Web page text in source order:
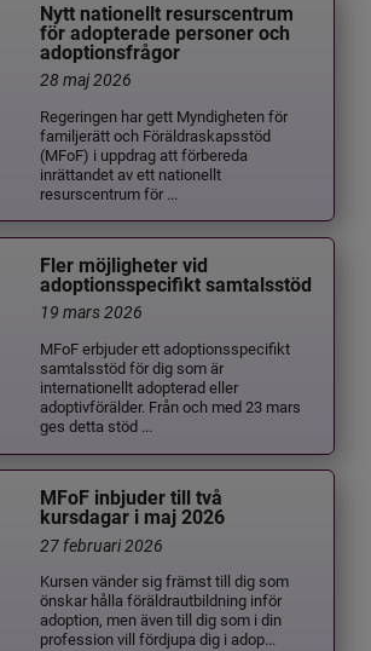
Nytt nationellt resurscentrum
för adopterade personer och
adoptionsfrågor
28 maj 2026
Regeringen har gett Myndigheten för
familjerätt och Föräldraskapsstöd
(MFoF) i uppdrag att förbereda
inrättandet av ett nationellt
resurscentrum för ...
Fler möjligheter vid
adoptionsspecifikt samtalsstöd
19 mars 2026
MFoF erbjuder ett adoptionsspecifikt
samtalsstöd för dig som är
internationellt adopterad eller
adoptivförälder. Från och med 23 mars
ges detta stöd ...
MFoF inbjuder till två
kursdagar i maj 2026
27 februari 2026
Kursen vänder sig främst till dig som
önskar hålla föräldrautbildning inför
adoption, men även till dig som i din
profession vill fördjupa dig i adop...